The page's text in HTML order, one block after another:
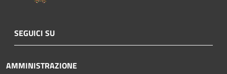
SEGUICI SU
AMMINISTRAZIONE